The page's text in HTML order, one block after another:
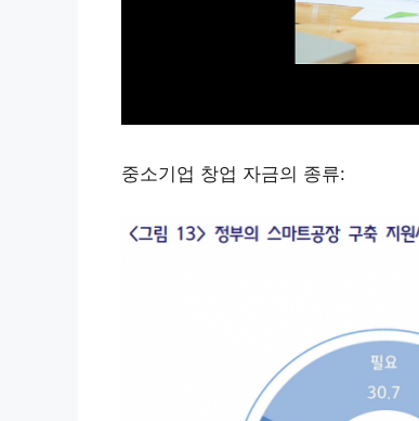
중소기업 창업 자금의 종류: